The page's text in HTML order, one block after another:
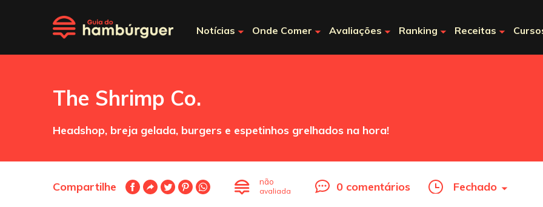
Notícias Onde Comer Avaliações Ranking Receitas
The Shrimp Co.
Headshop, breja gelada, burgers e espetinhos grelhados na hora!
Compartilhe não
avaliada 0 comentários Fechado